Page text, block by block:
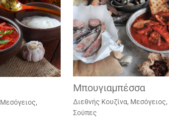
Μεσόγειος,
Μπουγιαμπέσσα
Διεθνής Κουζίνα,
Σούπες